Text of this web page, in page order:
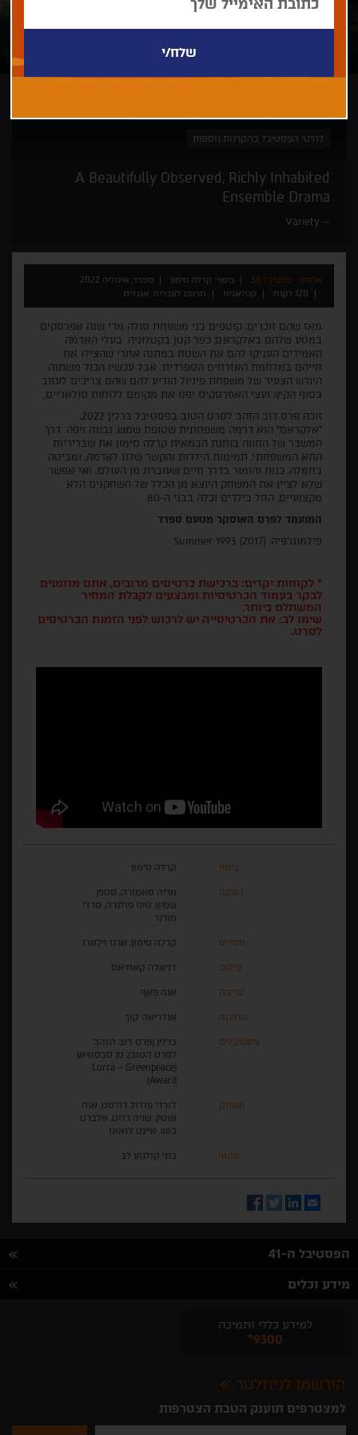
להיטי הפסטיבל בהקרנות נוספות
A Beautifully Observed, Richly Inhabited
Ensemble Drama
Variety
ארכיון - פסטיבל 38 בימוי: קרלה סימון
ספרד, איטליה 2022
120 דקות
קטלאנית תרגום לעברית, אנגלית
מאז שהם זוכרים, קוטפים בני משפחת סולה מדי שנה אפרסקים
במטע שלהם באלקראס, כפר קטן בקטלוניה. בעלי האדמה
האמידים העניקו להם את השטח במתנה אחרי שהצילו את
חייהם במלחמת האזרחים הספרדית. אבל עכשיו הכול משתנה:
היורש הצעיר של משפחת פיניול הודיע להם שהם צריכים לעזוב
בסוף הקיץ, ועצי האפרסקים יפנו את מקומם ללוחות סולאריים.
זוכה פרס דוב הזהב לסרט הטוב בפסטיבל ברלין 2022,
"אלקראס" הוא דרמה משפחתית שטופת שמש, נבונה ויפה. דרך
המשבר של החווה בוחנת הבמאית קרלה סימון את שבריריות
התא המשפחתי, תמימות הילדות והקשר שלנו לאדמה, ומביטה
בחמלה, כנות והומור בדרך חיים שעוברת מן העולם. ואי אפשר
שלא לציין את המשחק היוצא מן הכלל של השחקנים הלא
מקצועיים, החל בילדים וכלה בבני ה-80.
המועמד לפרס האוסקר מטעם ספרד
פילמוגרפיה: Summer 1993 (2017)
* לקוחות יקרים: ברכישת כרטיסים מרובים, אתם מוזמנים
לבקר בעמוד הכרטיסיות ומבצעים לקבלת המחיר
המשתלם ביותר.
שימו לב: את הכרטיסייה יש לרכוש לפני הזמנת הכרטיסים
לסרט.
בימוי קרלה סימון
הפקה
מריה סאמורה, סטפן
שמיץ, טונו פולגרה, סרז'י
מורנו
תסריט קרלה סימון, ארנו וילארו
צילום דניאלה קאחיאס
עריכה אנה פאף
מוזיקה אנדריאה קוך
פסטיבלים
ברלין (פרס דוב הזהב
לסרט הטוב), סן סבסטיאן
(Lurra – Greenpeace
Award)
משחק
ז'ורדי פוז'ול דולסט, אנה
אוטין, שניה רוזט, אלברט
בוש, איינט ז'ואונו
מקור בתי קולנוע לב
Email
LinkedIn
Twitter
Facebook
הפסטיבל ה-41
מידע וכלים
למידע כללי ותמיכה
*9300
הירשמו לניוזלטר
למצטרפים תוענק הטבת הצטרפות